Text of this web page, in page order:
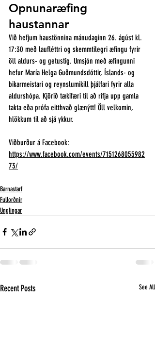
Opnunaræfing
haustannar
Við hefjum haustönnina mánudaginn 26. ágúst kl.
17:30 með laufléttri og skemmtilegri æfingu fyrir
öll aldurs- og getustig. Umsjón með æfingunni
hefur María Helga Guðmundsdóttir, Íslands- og
bikarmeistari og reynslumikill þjálfari fyrir alla
aldurshópa. Kjörið tækifæri til að rifja upp gamla
takta eða prófa eitthvað glænýtt! Öll velkomin,
hlökkum til að sjá ykkur.
Viðburður á Facebook:
https://www.facebook.com/events/7151268055982
73/
Barnastarf
Fullorðnir
Unglingar
Recent Posts See All